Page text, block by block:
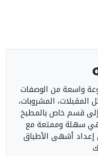
واسعة من الوصفات
المشروبات،
إلى قسم خاص بالمطبخ
سهلة وممتعة مع
أشهى الأطباق